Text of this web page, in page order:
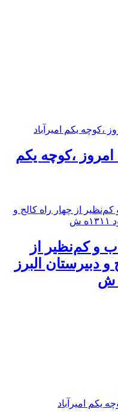
،کوچه یکم
و کم‌نظیر از
و دبيرستان البرز